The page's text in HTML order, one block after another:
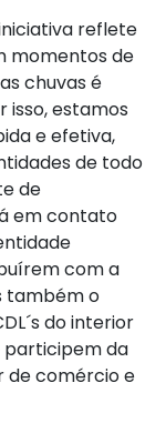
reflete
momentos de
chuvas é
isso, estamos
e efetiva,
de todo
de
em contato
com a
também o
do interior
participem da
de comércio e